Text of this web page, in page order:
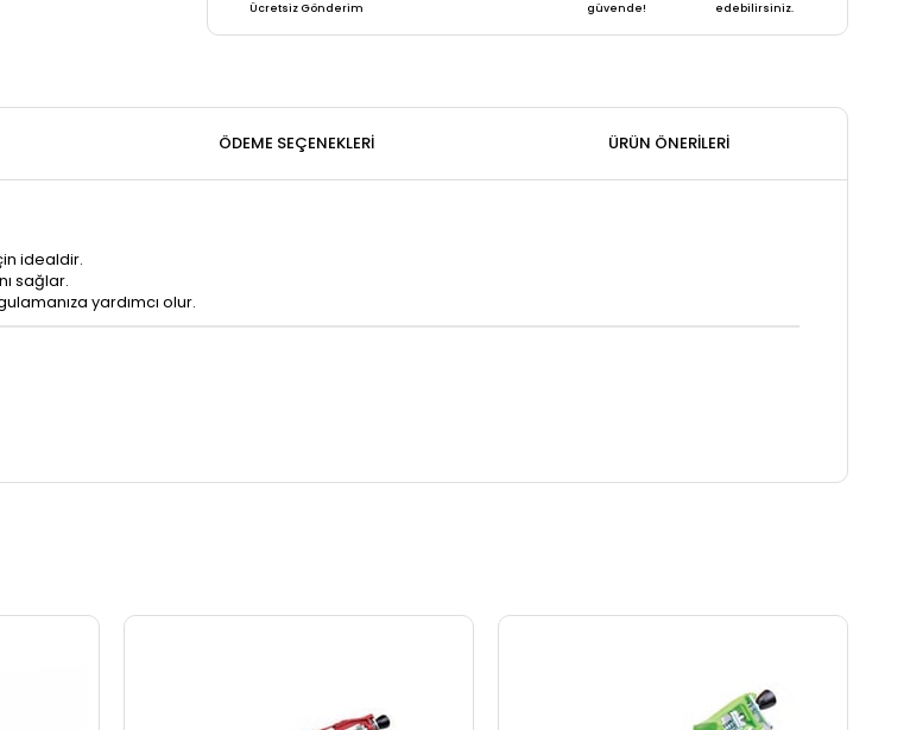
Ücretsiz Gönderim
güvende!
edebilirsiniz.
ÖDEME SEÇENEKLERI ÜRÜN ÖNERILERI
idealdir.
sağlar.
yardımcı olur.